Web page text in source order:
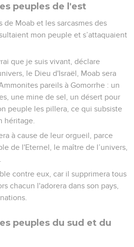
peuples de l'est
Moab et les sarcasmes des
mon peuple et s’attaquaient
que je suis vivant, déclare
le Dieu d'Israël, Moab sera
pareils à Gomorrhe : un
une mine de sel, un désert pour
peuple les pillera, ce qui subsiste
héritage.
à cause de leur orgueil, parce
de l'Eternel, le maître de l’univers,
contre eux, car il supprimera tous
chacun l'adorera dans son pays,
peuples du sud et du